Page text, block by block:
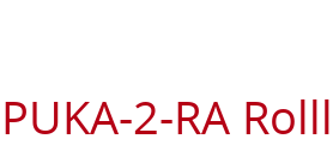
PUKA-2-RA